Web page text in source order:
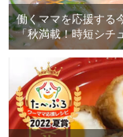
働くママを応援する
「秋満載！時短シチ